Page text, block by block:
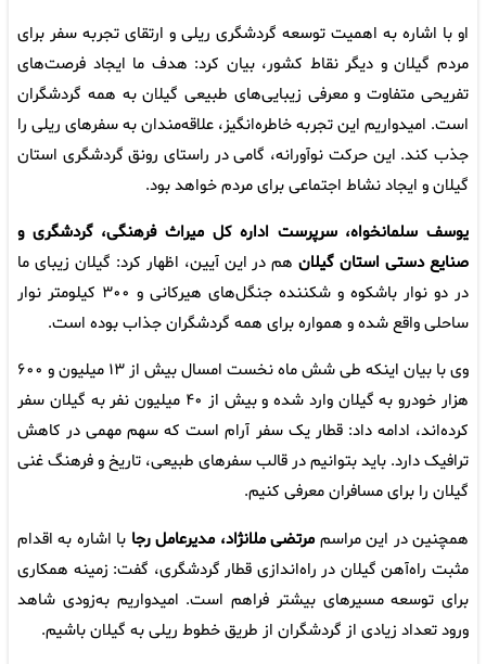
او با اشاره به اهمیت توسعه گردشگری ریلی و ارتقای تجربه سفر برای
مردم گیلان و دیگر نقاط کشور، بیان کرد: هدف ما ایجاد فرصت‌های
تفریحی متفاوت و معرفی زیبایی‌های طبیعی گیلان به همه گردشگران
است. امیدواریم این تجربه خاطره‌انگیز، علاقه‌مندان به سفرهای ریلی را
جذب کند. این حرکت نوآورانه، گامی در راستای رونق گردشگری استان
گیلان و ایجاد نشاط اجتماعی برای مردم خواهد بود.
یوسف سلمانخواه، سرپرست اداره‌ کل میراث فرهنگی، گردشگری و
صنایع دستی استان گیلان هم در این آیین، اظهار کرد: گیلان زیبای ما
در دو نوار باشکوه و شکننده جنگل‌های هیرکانی و ۳۰۰ کیلومتر نوار
ساحلی واقع شده و همواره برای همه گردشگران جذاب بوده است.
وی با بیان اینکه طی شش ماه نخست امسال بیش از ۱۳ میلیون و ۶۰۰
هزار خودرو به گیلان وارد شده و بیش از ۴۰ میلیون نفر به گیلان سفر
کرده‌اند، ادامه داد: قطار یک سفر آرام است که سهم مهمی در کاهش
ترافیک دارد. باید بتوانیم در قالب سفرهای طبیعی، تاریخ و فرهنگ غنی
گیلان را برای مسافران معرفی کنیم.
همچنین در این مراسم مرتضی ملانژاد، مدیرعامل رجا با اشاره به اقدام
مثبت راه‌آهن گیلان در راه‌اندازی قطار گردشگری، گفت: زمینه همکاری
برای توسعه مسیرهای بیشتر فراهم است. امیدواریم به‌زودی شاهد
ورود تعداد زیادی از گردشگران از طریق خطوط ریلی به گیلان باشیم.